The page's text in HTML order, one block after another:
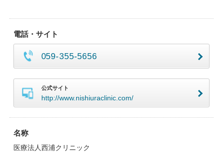
電話・サイト
059-355-5656
公式サイト
http://www.nishiuraclinic.com/
名称
医療法人西浦クリニック